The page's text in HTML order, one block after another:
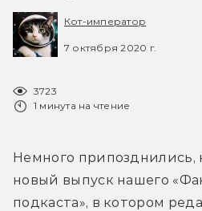
Кот-император
7 октября 2020 г.
3723
1 минута на чтение
Немного припозднились,
новый выпуск нашего
подкаста», в котором